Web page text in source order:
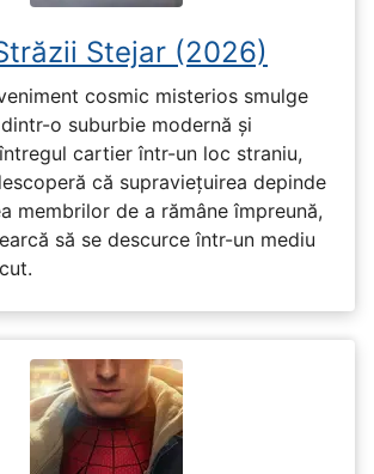
Stejar (2026)
cosmic misterios smulge
o suburbie modernă și
cartier într-un loc straniu,
că supraviețuirea depinde
membrilor de a rămâne împreună,
să se descurce într-un mediu